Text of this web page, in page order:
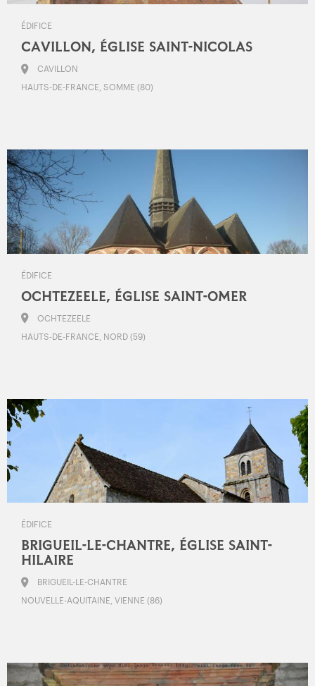
ÉDIFICE
CAVILLON, ÉGLISE SAINT-NICOLAS
CAVILLON
HAUTS-DE-FRANCE, SOMME (80)
ÉDIFICE
OCHTEZEELE, ÉGLISE SAINT-OMER
OCHTEZEELE
HAUTS-DE-FRANCE, NORD (59)
ÉDIFICE
BRIGUEIL-LE-CHANTRE, ÉGLISE SAINT-
HILAIRE
BRIGUEIL-LE-CHANTRE
NOUVELLE-AQUITAINE, VIENNE (86)